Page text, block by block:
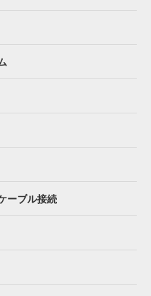
ーブル接続